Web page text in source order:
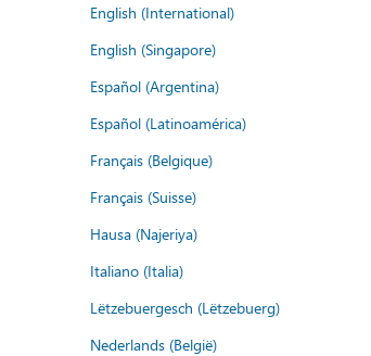
English (International)
English (Singapore)
Español (Argentina)
Español (Latinoamérica)
Français (Belgique)
Français (Suisse)
Hausa (Najeriya)
Italiano (Italia)
Lëtzebuergesch (Lëtzebuerg)
Nederlands (België)